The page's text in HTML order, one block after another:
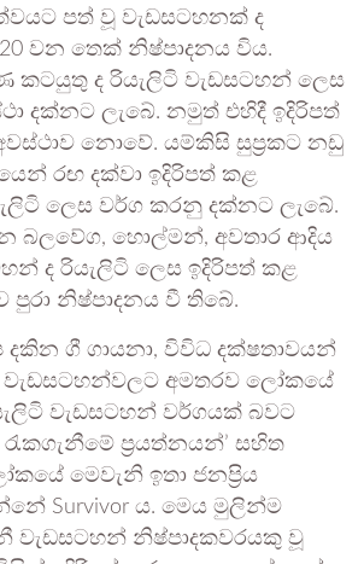
පත් වූ වැඩසටහනක් ද
වන තෙක් නිෂ්පාදනය විය.
කටයුතු ද රියැලිටි වැඩසටහන් ලෙස
දක්නට ලැබේ. නමුත් එහිදී ඉදිරිපත්
නොවේ. යම්කිසි සුප්‍රකට නඩු
රඟ දක්වා ඉදිරිපත් කළ
ලෙස වර්ග කරනු දක්නට ලැබේ.
බලවේග, හොල්මන්, අවතාර ආදිය
ද රියැලිටි ලෙස ඉදිරිපත් කළ
නිෂ්පාදනය වී තිබේ.
දකින ගී ගායනා, විවිධ දක්ෂතාවයන්
වැඩසටහන්වලට අමතරව ලෝකයේ
වැඩසටහන් වර්ගයක් බවට
ප්‍රයත්නයන්’ සහිත
මෙවැනි ඉතා ජනප්‍රිය
Survivor ය. මෙය මුලින්ම
වැඩසටහන් නිෂ්පාදකවරයකු වූ